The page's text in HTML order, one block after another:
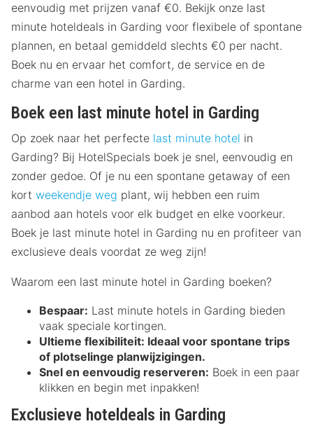
eenvoudig met prijzen vanaf €0. Bekijk onze last
minute hoteldeals in Garding voor flexibele of spontane
plannen, en betaal gemiddeld slechts €0 per nacht.
Boek nu en ervaar het comfort, de service en de
charme van een hotel in Garding.
Boek een last minute hotel in Garding
Op zoek naar het perfecte last minute hotel in
Garding? Bij HotelSpecials boek je snel, eenvoudig en
zonder gedoe. Of je nu een spontane getaway of een
kort weekendje weg plant, wij hebben een ruim
aanbod aan hotels voor elk budget en elke voorkeur.
Boek je last minute hotel in Garding nu en profiteer van
exclusieve deals voordat ze weg zijn!
Waarom een last minute hotel in Garding boeken?
Bespaar: Last minute hotels in Garding bieden
vaak speciale kortingen.
Ultieme flexibiliteit: Ideaal voor spontane trips
of plotselinge planwijzigingen.
Snel en eenvoudig reserveren: Boek in een paar
klikken en begin met inpakken!
Exclusieve hoteldeals in Garding